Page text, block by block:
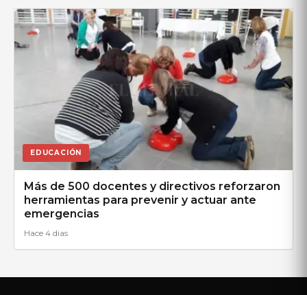
EDUCACIÓN
Más de 500 docentes y directivos reforzaron
herramientas para prevenir y actuar ante
emergencias
Hace 4 dias